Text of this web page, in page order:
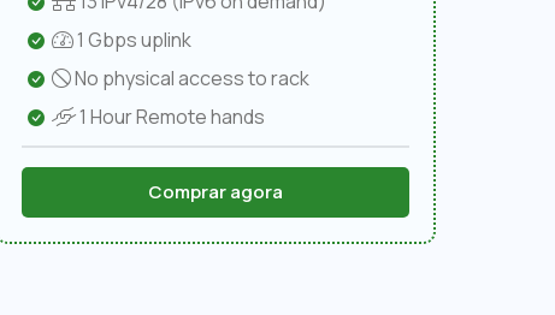
1 Gbps uplink
No physical access to rack
1 Hour Remote hands
Comprar agora